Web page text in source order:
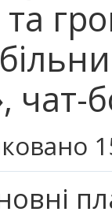
та
чат-